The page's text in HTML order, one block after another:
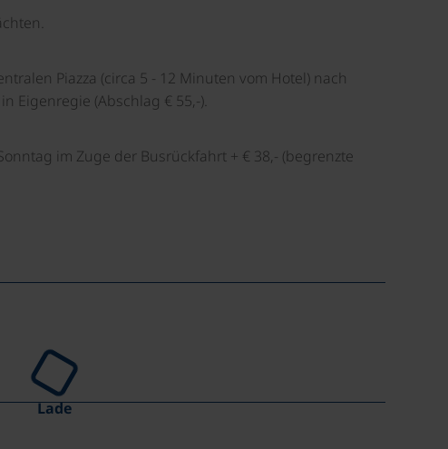
Piazza (circa 5 - 12 Minuten vom Hotel) nach
Eigenregie (Abschlag € 55,-).
im Zuge der Busrückfahrt + € 38,- (begrenzte
Lade